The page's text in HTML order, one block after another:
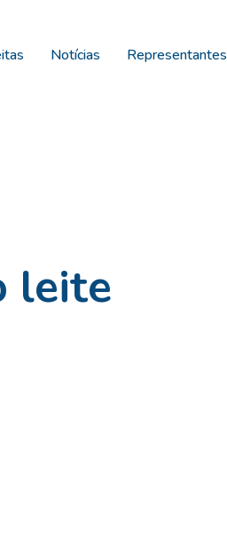
Notícias Representantes
leite